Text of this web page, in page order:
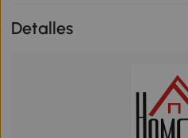
Detalles